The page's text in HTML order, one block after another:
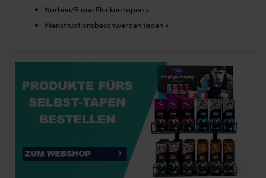
Narben/Blaue Flecken tapen »
Menstruationsbeschwerden tapen »